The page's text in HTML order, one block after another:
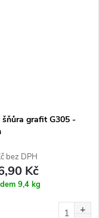
šňůra grafit G305 -
bez DPH
Kč
9,4 kg